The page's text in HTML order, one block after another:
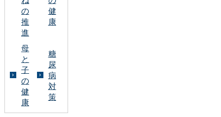
の
推
進
健
康
母
と
子
の
健
康
糖
尿
病
対
策